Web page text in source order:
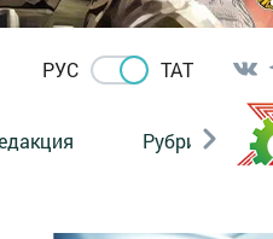
РУС ТАТ
Рубрикалар